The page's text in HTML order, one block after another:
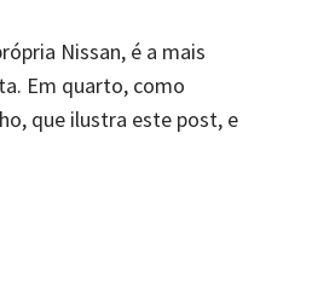
Nissan, é a mais
Em quarto, como
que ilustra este post, e